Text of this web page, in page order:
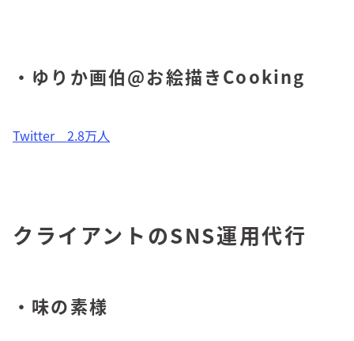
・ゆりか画伯@お絵描きCooking
Twitter 2.8万人
クライアントのSNS運用代行
・味の素様